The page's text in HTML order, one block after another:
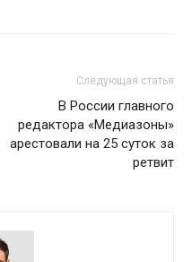
Следующая статья
В России главного
редактора «Медиазоны»
арестовали на 25 суток за
ретвит